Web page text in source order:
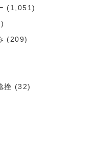
(1,051)
(209)
挫 (32)